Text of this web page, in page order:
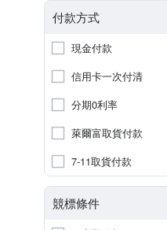
付款方式
現金付款
信用卡一次付清
分期0利率
萊爾富取貨付款
7-11取貨付款
競標條件